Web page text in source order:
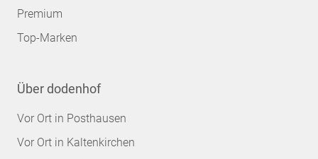
Premium
Top-Marken
Über dodenhof
Vor Ort in Posthausen
Vor Ort in Kaltenkirchen